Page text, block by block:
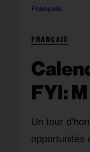
Français
FRANÇAIS
FYI:
Un tour
opportunités